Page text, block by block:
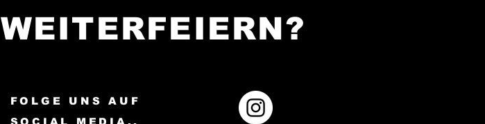
WEITERFEIERN?
FOLGE UNS AUF
SOCIAL MEDIA..